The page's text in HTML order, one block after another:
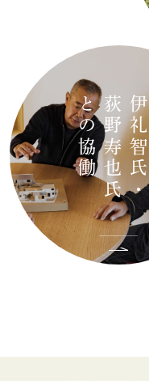
伊礼智氏・
荻野寿也氏
との協働